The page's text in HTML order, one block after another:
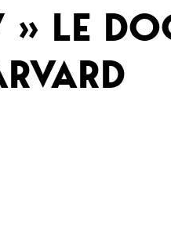
Playlists
Podcasts
Mixes
LE